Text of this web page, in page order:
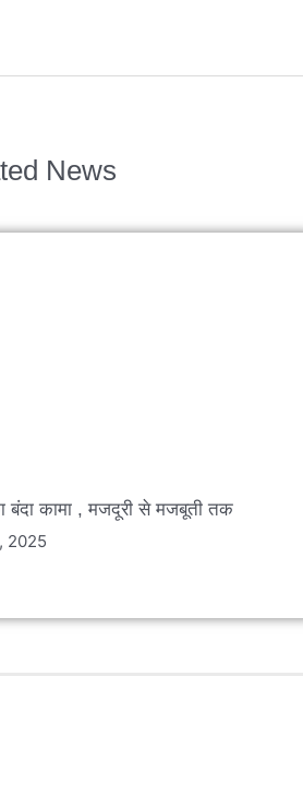
News
बंदा कामा , मजदूरी से मजबूती तक
2025